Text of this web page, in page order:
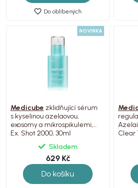
Do oblíbených
NOVINKA
Medicube zklidňující sérum
s kyselinou azelaovou,
exosomy a mikrospikulemi,
Ex. Shot 2000, 30ml
Skladem
629 Kč
Do košíku
Clear